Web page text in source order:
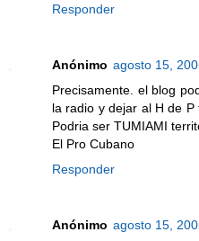
Responder
Anónimo agosto 15,
Precisamente. el blog
la radio y dejar al H de P
Podria ser TUMIAMI
El Pro Cubano
Responder
Anónimo agosto 15,